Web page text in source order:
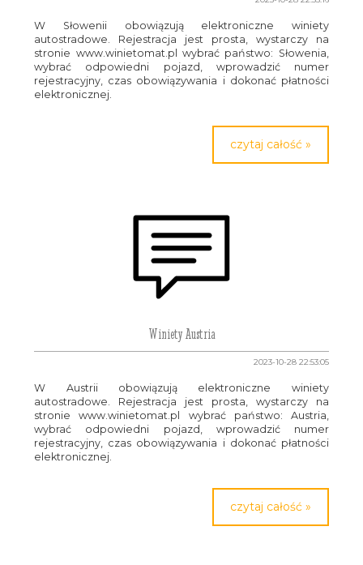
W Słowenii obowiązują elektroniczne winiety
autostradowe. Rejestracja jest prosta, wystarczy na
stronie www.winietomat.pl wybrać państwo: Słowenia,
wybrać odpowiedni pojazd, wprowadzić numer
rejestracyjny, czas obowiązywania i dokonać płatności
elektronicznej.
czytaj całość »
Winiety Austria
2023-10-28 22:53:05
W Austrii obowiązują elektroniczne winiety
autostradowe. Rejestracja jest prosta, wystarczy na
stronie www.winietomat.pl wybrać państwo: Austria,
wybrać odpowiedni pojazd, wprowadzić numer
rejestracyjny, czas obowiązywania i dokonać płatności
elektronicznej.
czytaj całość »